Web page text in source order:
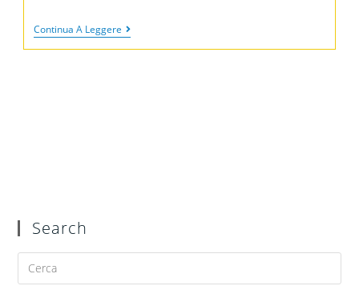
Continua A Leggere
Search